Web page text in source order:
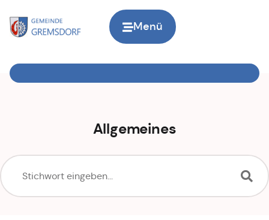
springen
Menü
Allgemeines